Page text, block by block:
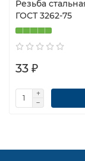
Резьба
ГОСТ 3262-75
33 ₽